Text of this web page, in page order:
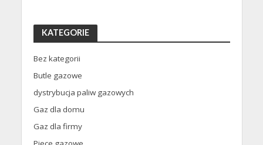
KATEGORIE
Bez kategorii
Butle gazowe
dystrybucja paliw gazowych
Gaz dla domu
Gaz dla firmy